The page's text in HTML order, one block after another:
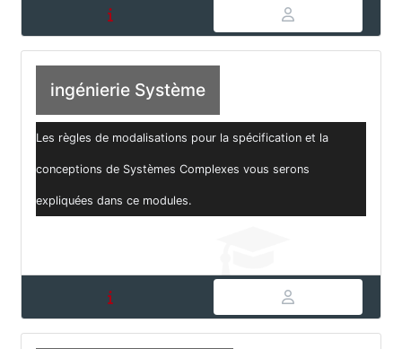
ingénierie Système
Les règles de modalisations pour la spécification et la
conceptions de Systèmes Complexes vous serons
expliquées dans ce modules.